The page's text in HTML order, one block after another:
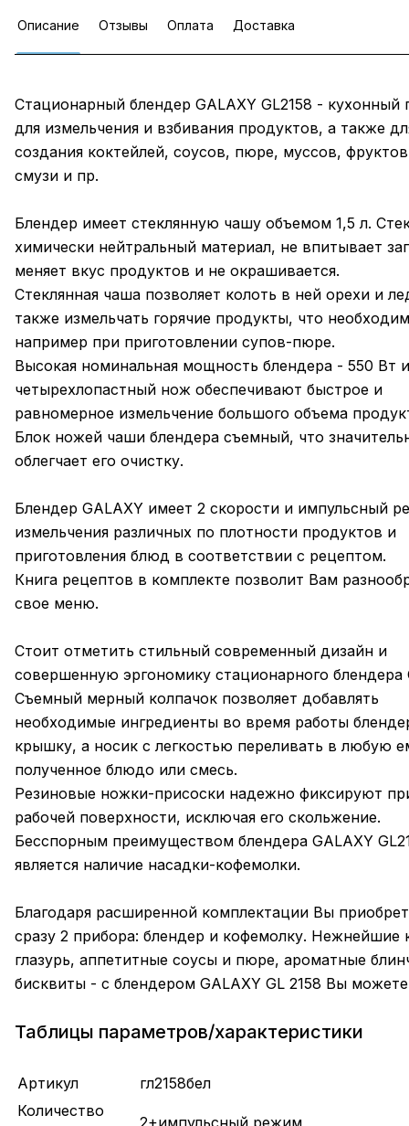
Описание Отзывы Оплата Доставка
Стационарный блендер GALAXY GL2158 - кухонный
для измельчения и взбивания продуктов, а также
создания коктейлей, соусов, пюре, муссов,
смузи и пр.
Блендер имеет стеклянную чашу объемом 1,5 л.
химически нейтральный материал, не впитывает
меняет вкус продуктов и не окрашивается.
Стеклянная чаша позволяет колоть в ней орехи и
также измельчать горячие продукты, что
например при приготовлении супов-пюре.
Высокая номинальная мощность блендера - 550 Вт и
четырехлопастный нож обеспечивают быстрое и
равномерное измельчение большого объема
Блок ножей чаши блендера съемный, что
облегчает его очистку.
Блендер GALAXY имеет 2 скорости и импульсный
измельчения различных по плотности продуктов и
приготовления блюд в соответствии с рецептом.
Книга рецептов в комплекте позволит Вам
свое меню.
Стоит отметить стильный современный дизайн и
совершенную эргономику стационарного блендера
Съемный мерный колпачок позволяет добавлять
необходимые ингредиенты во время работы
крышку, а носик с легкостью переливать в любую
полученное блюдо или смесь.
Резиновые ножки-присоски надежно фиксируют
рабочей поверхности, исключая его скольжение.
Бесспорным преимуществом блендера GALAXY
является наличие насадки-кофемолки.
Благодаря расширенной комплектации Вы
сразу 2 прибора: блендер и кофемолку. Нежнейшие
глазурь, аппетитные соусы и пюре, ароматные
бисквиты - с блендером GALAXY GL 2158 Вы
Таблицы параметров/характеристики
Артикул
гл2158бел
Количество